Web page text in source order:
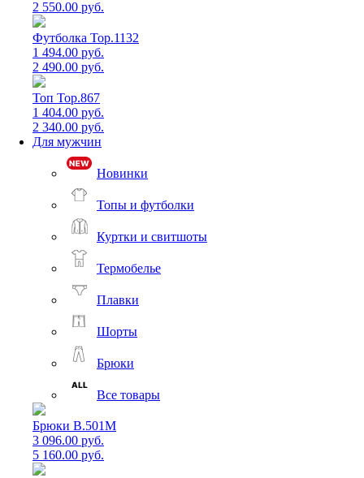
2 550.00 руб.
Футболка Top.1132
1 494.00 руб.
2 490.00 руб.
Топ Top.867
1 404.00 руб.
2 340.00 руб.
Для мужчин
Новинки
Топы и футболки
Куртки и свитшоты
Термобелье
Плавки
Шорты
Брюки
Все товары
Брюки B.501M
3 096.00 руб.
5 160.00 руб.